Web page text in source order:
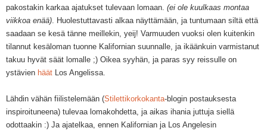
pakostakin karkaa ajatukset tulevaan lomaan. (ei ole kuulkaas montaa
viikkoa enää). Huolestuttavasti alkaa näyttämään, ja tuntumaan sil täettä
saadaan se kesä tänne meillekin, yeij! Varmuuden vuoksi olen kuitenkin
tilannut kesäloman tuonne Kalifornian suunnalle, ja ikäänkuin varmistanut
takuu hyvät säät lomalle ;) Oikea syyhän, ja paras syy reissu lle on
ystävien häät Los Angelissa.
Lähdin vähän fiilistelemään (Stilettikorkokanta-blogin postauksesta
inspiroituneena) tulevaa lomakohdetta, ja aikas ihania juttuja siellä
odottaakin :) Ja ajatelkaa, ennen Kalifornian ja Los Angelesin